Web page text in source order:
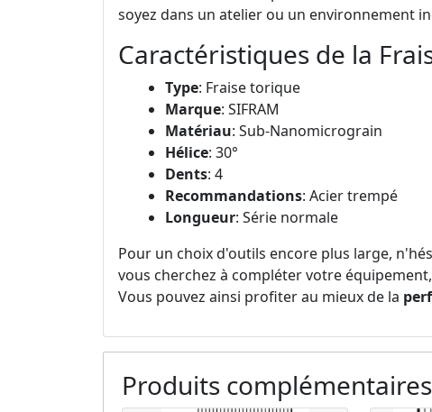
soyez dans un atelier ou un environnement
Caractéristiques de la
Type: Fraise torique
Marque: SIFRAM
Matériau: Sub-Nanomicrograin
Hélice: 30°
Dents: 4
Recommandations: Acier trempé
Longueur: Série normale
Pour un choix d'outils encore plus large,
vous cherchez à compléter votre
Vous pouvez ainsi profiter au mieux de la
Produits complémentaires